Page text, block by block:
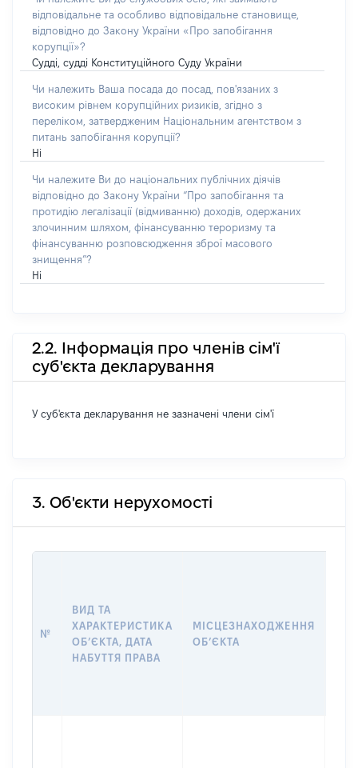
відповідальне та особливо відповідальне становище,
відповідно до Закону України «Про запобігання
корупції»?
Судді, судді Конституційного Суду України
Чи належить Ваша посада до посад, пов'язаних з
високим рівнем корупційних ризиків, згідно з
переліком, затвердженим Національним агентством з
питань запобігання корупції?
Ні
Чи належите Ви до національних публічних діячів
відповідно до Закону України “Про запобігання та
протидію легалізації (відмиванню) доходів, одержаних
злочинним шляхом, фінансуванню тероризму та
фінансуванню розповсюдження зброї масового
знищення”?
Ні
2.2. Інформація про членів сім'ї
суб'єкта декларування
У суб'єкта декларування не зазначені члени сім'ї
3. Об'єкти нерухомості
№
ВИД ТА
ХАРАКТЕРИСТИКА
ОБʼЄКТА, ДАТА
НАБУТТЯ ПРАВА
МІСЦЕЗНАХОДЖЕННЯ
ОБʼЄКТА